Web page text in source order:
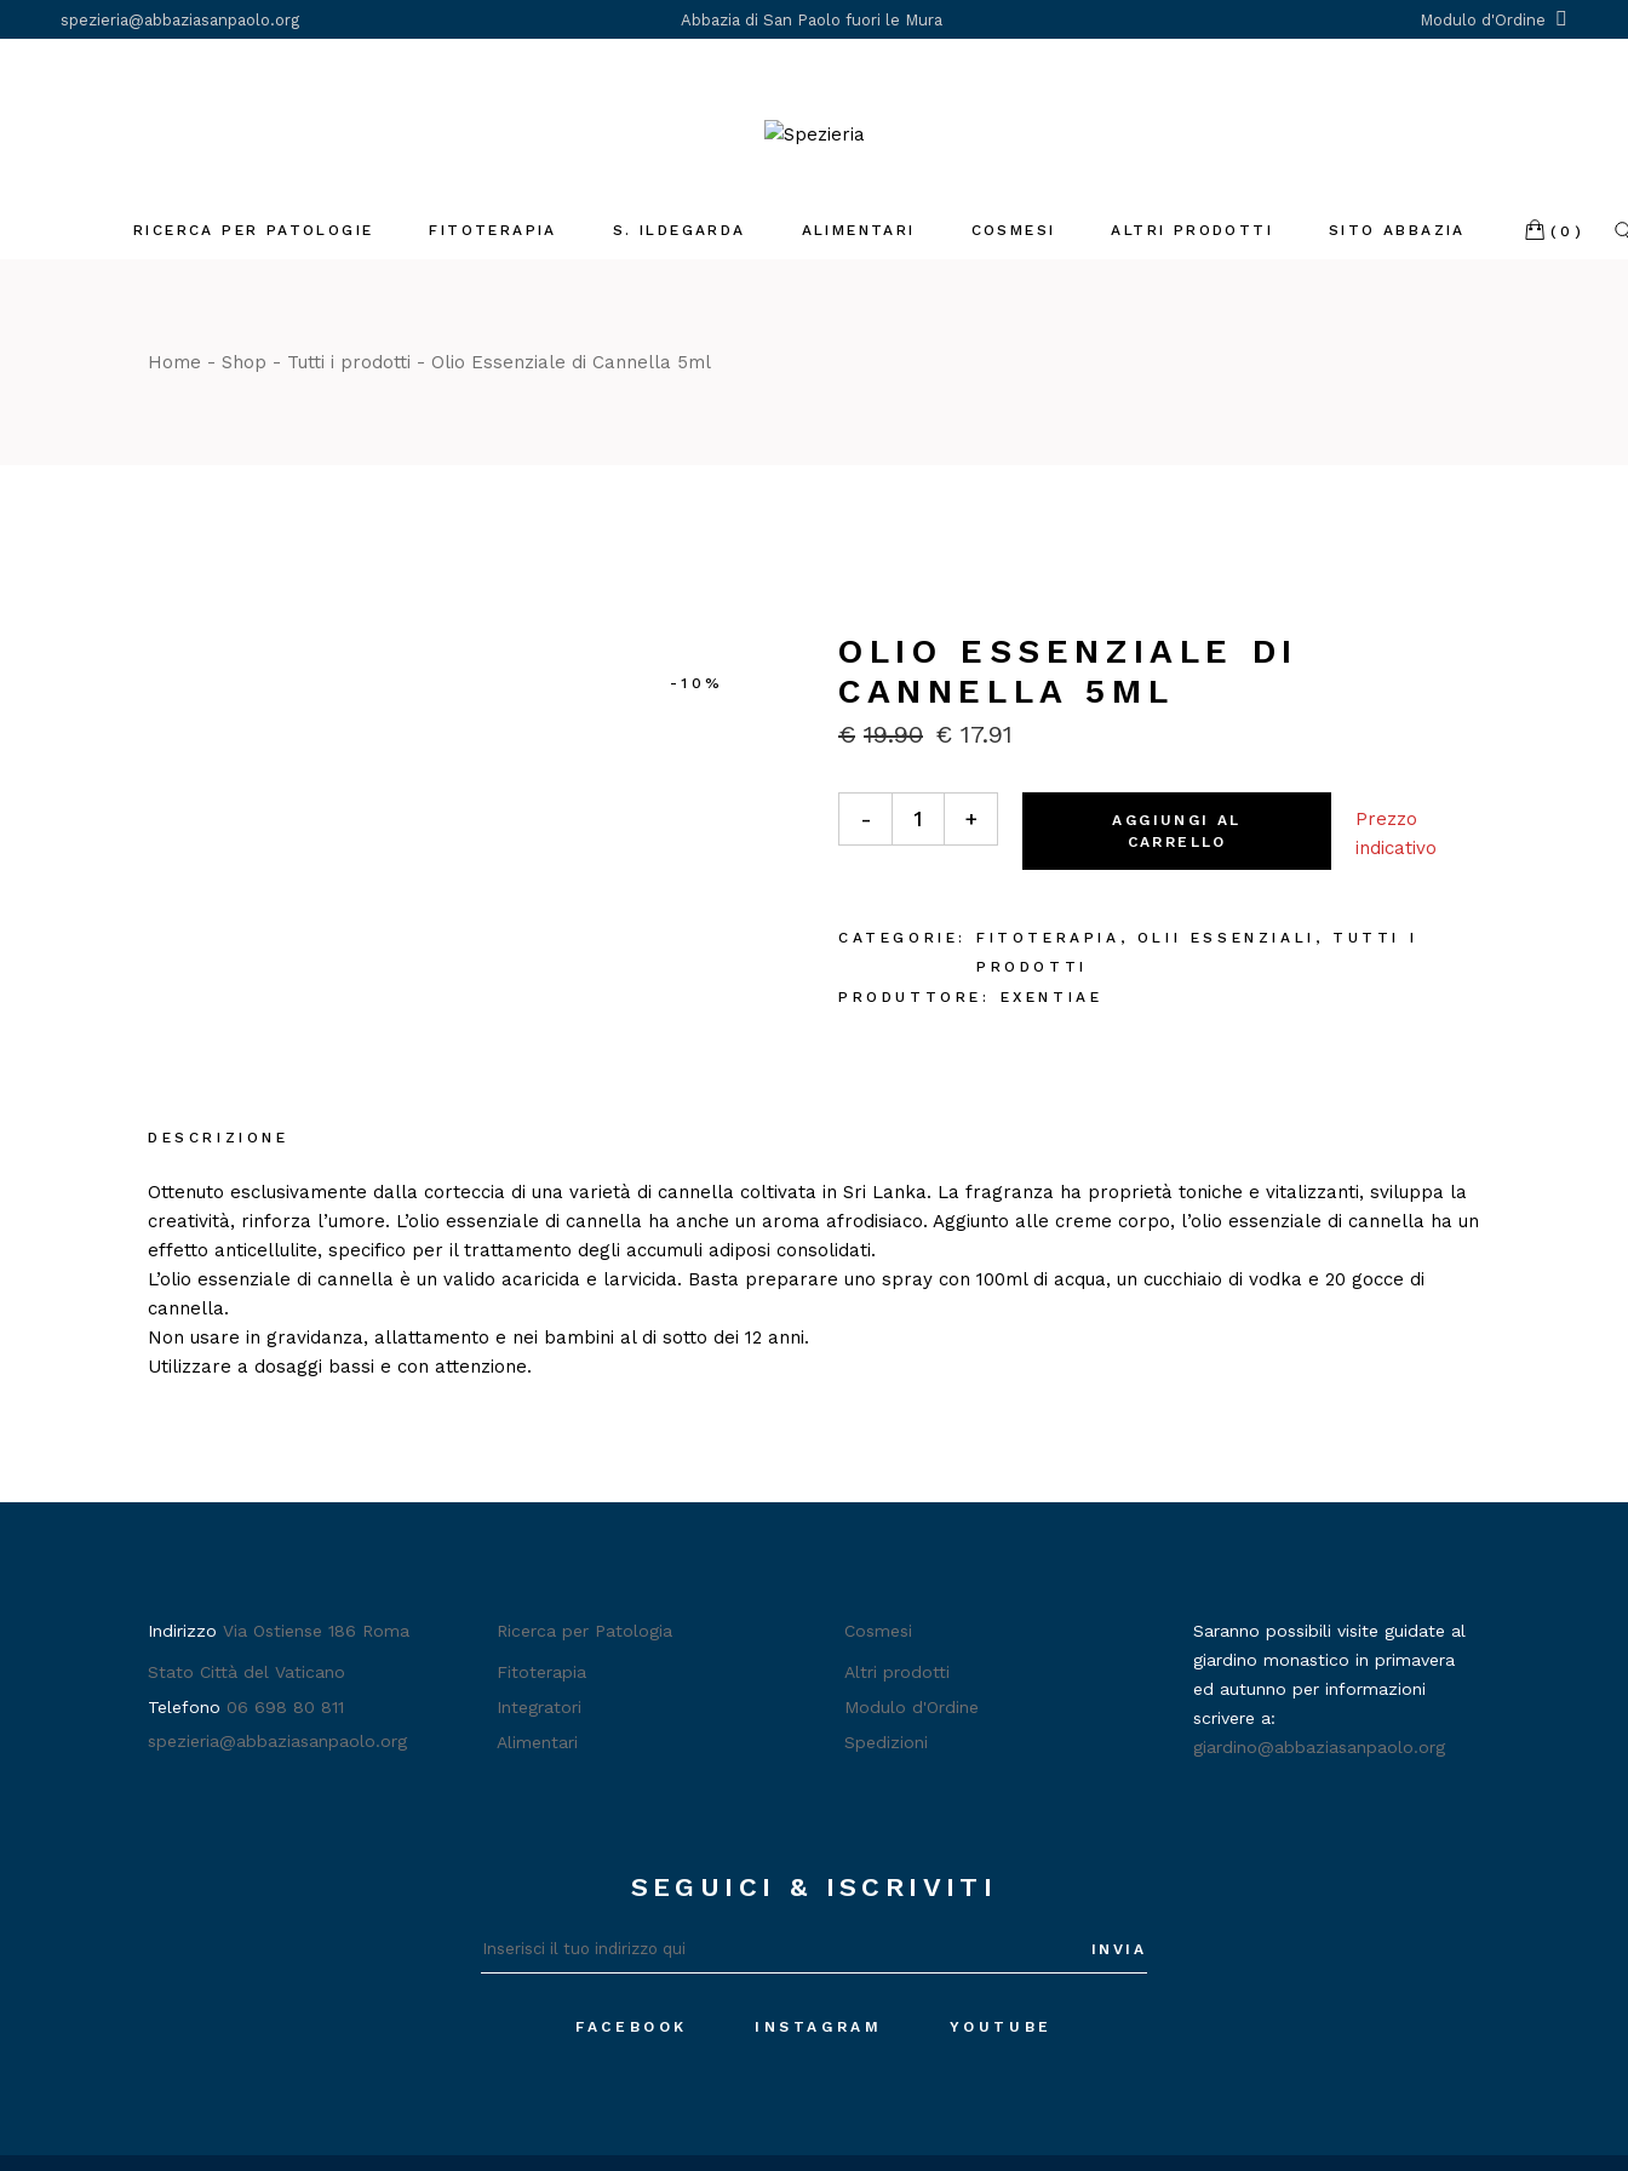
the
spezieria@abbaziasanpaolo.org Abbazia di San Paolo fuori le Mura Modulo d'Ordine
RICERCA PER PATOLOGIE FITOTERAPIA S. ILDEGARDA ALIMENTARI COSMESI ALTRI PRODOTTI SITO ABBAZIA (0)
Home Shop Tutti i prodotti Olio Essenziale di Cannella 5ml
-10%
OLIO ESSENZIALE DI
CANNELLA 5ML
€ 19.90
IL
ORIGINALE
ERA:
€19.90.
€ 17.91
IL
ATTUALE
€17.91.
Olio Essenziale di Cannella 5ml quantity
- +
AGGIUNGI AL
CARRELLO
Prezzo
indicativo
CATEGORIE: FITOTERAPIA , OLII ESSENZIALI , TUTTI I
PRODOTTI
PRODUTTORE:
EXENTIAE
DESCRIZIONE
Ottenuto esclusivamente dalla corteccia di una varietà di cannella coltivata in Sri Lanka. La fragranza ha proprietà toniche e vitalizzanti, sviluppa la
creatività, rinforza l’umore. L’olio essenziale di cannella ha anche un aroma afrodisiaco. Aggiunto alle creme corpo, l’olio essenziale di cannella ha un
effetto anticellulite, specifico per il trattamento degli accumuli adiposi consolidati.
L’olio essenziale di cannella è un valido acaricida e larvicida. Basta preparare uno spray con 100ml di acqua, un cucchiaio di vodka e 20 gocce di
cannella.
Non usare in gravidanza, allattamento e nei bambini al di sotto dei 12 anni.
Utilizzare a dosaggi bassi e con attenzione.
Indirizzo Via Ostiense 186 Roma
Stato Città del Vaticano
Telefono 06 698 80 811
spezieria@abbaziasanpaolo.org
Ricerca per Patologia
Fitoterapia
Integratori
Alimentari
Cosmesi
Altri prodotti
Modulo d'Ordine
Spedizioni
Saranno possibili visite guidate al
giardino monastico in primavera
ed autunno per informazioni
scrivere a:
giardino@abbaziasanpaolo.org
SEGUICI & ISCRIVITI
INVIA
FACEBOOK INSTAGRAM YOUTUBE